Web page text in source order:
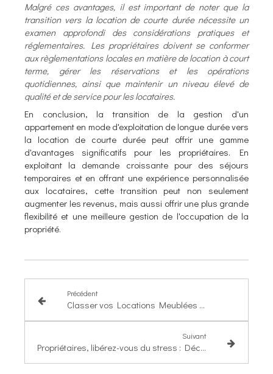
Malgré ces avantages, il est important de noter que la
transition vers la location de courte durée nécessite un
examen approfondi des considérations pratiques et
réglementaires. Les propriétaires doivent se conformer
aux règlementations locales en matière de location à court
terme, gérer les réservations et les opérations
quotidiennes, ainsi que maintenir un niveau élevé de
qualité et de service pour les locataires.
En conclusion, la transition de la gestion d'un
appartement en mode d'exploitation de longue durée vers
la location de courte durée peut offrir une gamme
d'avantages significatifs pour les propriétaires. En
exploitant la demande croissante pour des séjours
temporaires et en offrant une expérience personnalisée
aux locataires, cette transition peut non seulement
augmenter les revenus, mais aussi offrir une plus grande
flexibilité et une meilleure gestion de l'occupation de la
propriété.
Précédent
Classer vos Locations Meublées : Le Chemin vers le Succès à MARNE LA VALLÉE CHESSY en 2024
Suivant
Propriétaires, libérez-vous du stress : Découvrez la conciergerie haut de gamme